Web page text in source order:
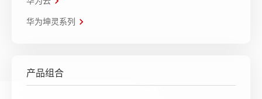
华为坤灵系列
产品组合